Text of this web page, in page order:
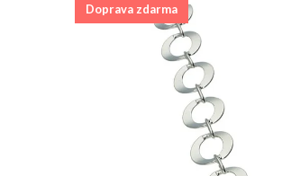
Doprava zdarma